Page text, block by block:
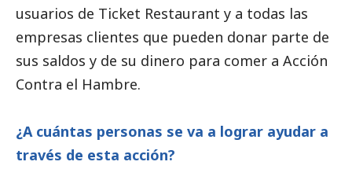
usuarios de Ticket Restaurant y a todas las
empresas clientes que pueden donar parte de
sus saldos y de su dinero para comer a Acción
Contra el Hambre.
¿A cuántas personas se va a lograr ayudar a
través de esta acción?